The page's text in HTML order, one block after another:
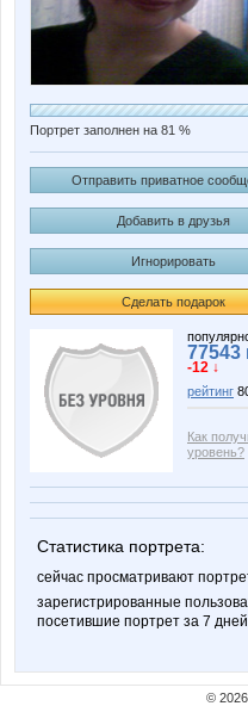
Портрет заполнен на 81 %
Отправить приватное
Добавить в друзья
Игнорировать
Сделать подарок
77543
-12 ↓
рейтинг
Как
уровень?
Статистика портрета:
сейчас просматривают
зарегистрированные
посетившие портрет за 7
©